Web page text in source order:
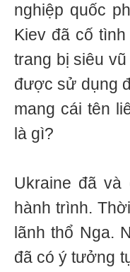
nghiệp quốc
Kiev đã cố
trang bị siêu
được sử dụng
mang cái tên
là gì?
Ukraine đã
hành trình.
lãnh thổ Nga.
đã có ý tưởng